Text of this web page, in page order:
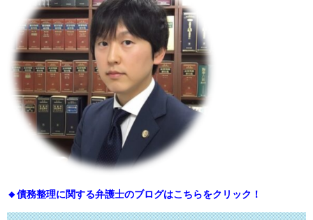
🔸債務整理に関する弁護士のブログはこちらをクリック！